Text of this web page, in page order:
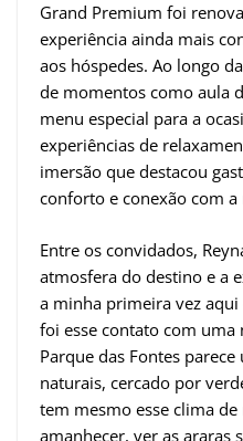
Grand Premium foi
experiência ainda mais
aos hóspedes. Ao longo
de momentos como aula
menu especial para a
experiências de
imersão que destacou
conforto e conexão com a
Entre os convidados,
atmosfera do destino e a
a minha primeira vez
foi esse contato com uma
Parque das Fontes
naturais, cercado por
tem mesmo esse clima
amanhecer, ver as araras